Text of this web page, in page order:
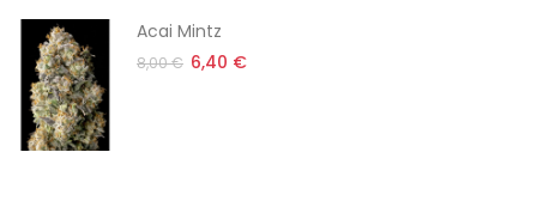
Acai Mintz
8,00 € 6,40 €